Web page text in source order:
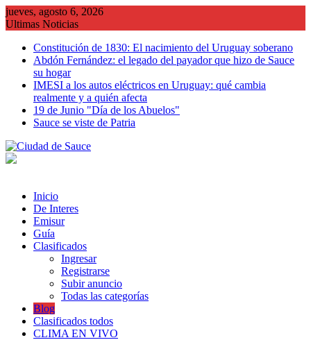
Saltar
al
jueves, agosto 6, 2026
Ultimas Noticias
Constitución de 1830: El nacimiento del Uruguay soberano
Abdón Fernández: el legado del payador que hizo de Sauce
su hogar
IMESI a los autos eléctricos en Uruguay: qué cambia
realmente y a quién afecta
19 de Junio "Día de los Abuelos"
Sauce se viste de Patria
Inicio
De Interes
Emisur
Guía
Clasificados
Ingresar
Registrarse
Subir anuncio
Todas las categorías
Blog
Clasificados todos
CLIMA EN VIVO